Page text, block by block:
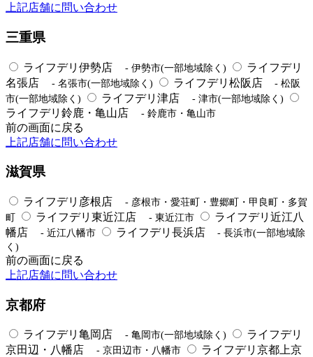
上記店舗に問い合わせ
三重県
ライフデリ伊勢店 - 伊勢市(一部地域除く)
ライフデリ
名張店
- 名張市(一部地域除く) ライフデリ松阪店
- 松阪
市(一部地域除く)
ライフデリ津店 - 津市(一部地域除く)
ライフデリ鈴鹿・亀山店 - 鈴鹿市・亀山市
前の画面に戻る
上記店舗に問い合わせ
滋賀県
ライフデリ彦根店
- 彦根市・愛荘町・豊郷町・甲良町・多賀
町
ライフデリ東近江店 - 東近江市
ライフデリ近江八
幡店
- 近江八幡市 ライフデリ長浜店
- 長浜市(一部地域除
く)
前の画面に戻る
上記店舗に問い合わせ
京都府
ライフデリ亀岡店 - 亀岡市(一部地域除く)
ライフデリ
京田辺・八幡店
- 京田辺市・八幡市
ライフデリ京都上京